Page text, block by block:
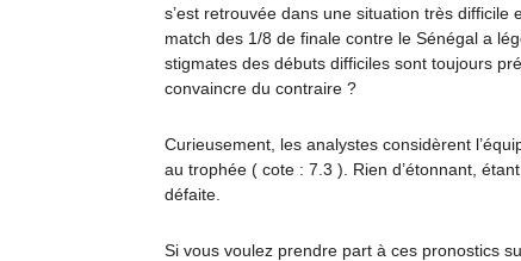
s’est retrouvée dans une situation très
match des 1/8 de finale contre le Sénégal a
stigmates des débuts difficiles sont toujours
convaincre du contraire ?
Curieusement, les analystes considèrent
au trophée ( cote : 7.3 ). Rien d’étonnant,
défaite.
Si vous voulez prendre part à ces pronostics